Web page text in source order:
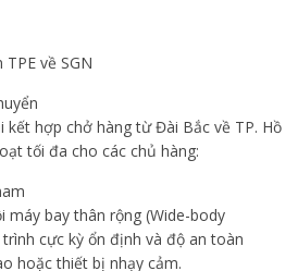
về SGN
hợp chở hàng từ Đài Bắc về TP. Hồ
tối đa cho các chủ hàng:
máy bay thân rộng (Wide-body
cực kỳ ổn định và độ an toàn
hoặc thiết bị nhạy cảm.